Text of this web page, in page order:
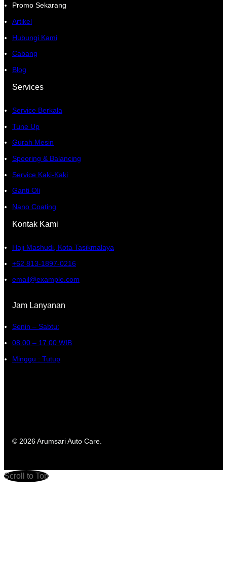
Promo Sekarang
Artikel
Hubungi Kami
Cabang
Blog
Services
Service Berkala
Tune Up
Gurah Mesin
Spooring & Balancing
Service Kaki-Kaki
Ganti Oli
Nano Coating
Kontak Kami
Haji Mashudi, Kota Tasikmalaya
+62 813-1897-0216
email@example.com
Jam Lanyanan
Senin – Sabtu:
08.00 – 17.00 WIB
Minggu : Tutup
© 2026 Arumsari Auto Care.
Scroll to Top